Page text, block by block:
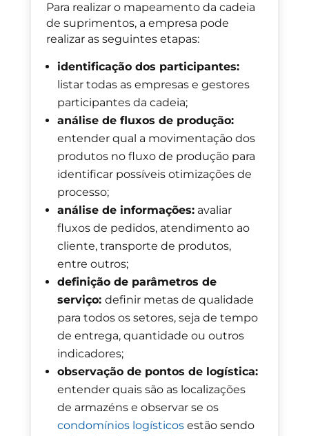
Para realizar o mapeamento da cadeia
de suprimentos, a empresa pode
realizar as seguintes etapas:
identificação dos participantes:
listar todas as empresas e gestores
participantes da cadeia;
análise de fluxos de produção:
entender qual a movimentação dos
produtos no fluxo de produção para
identificar possíveis otimizações de
processo;
análise de informações: avaliar
fluxos de pedidos, atendimento ao
cliente, transporte de produtos,
entre outros;
definição de parâmetros de
serviço:definir metas de qualidade
para todos os setores, seja de tempo
de entrega, quantidade ou outros
indicadores;
observação de pontos de logística:
entender quais são as localizações
de armazéns e observar se os
condomínios logísticos estão sendo